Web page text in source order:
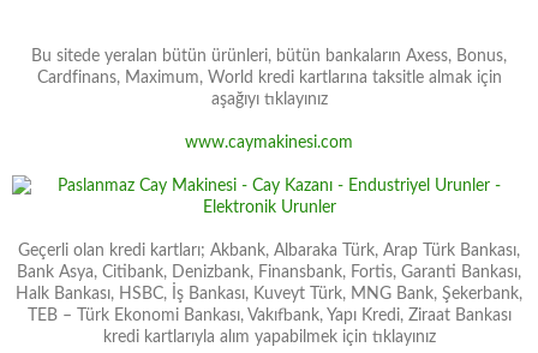
Bu sitede yeralan bütün ürünleri, bütün bankaların Axess, Bonus,
Cardfinans, Maximum, World kredi kartlarına taksitle almak için
aşağıyı tıklayınız
www.caymakinesi.com
Geçerli olan kredi kartları; Akbank, Albaraka Türk, Arap Türk Bankası,
Bank Asya, Citibank, Denizbank, Finansbank, Fortis, Garanti Bankası,
Halk Bankası, HSBC, İş Bankası, Kuveyt Türk, MNG Bank, Şekerbank,
TEB – Türk Ekonomi Bankası, Vakıfbank, Yapı Kredi, Ziraat Bankası
kredi kartlarıyla alım yapabilmek için tıklayınız